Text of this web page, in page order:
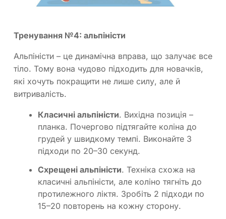
Тренування №4: альпіністи
Альпіністи – це динамічна вправа, що залучає все
тіло. Тому вона чудово підходить для новачків,
які хочуть покращити не лише силу, але й
витривалість.
Класичні альпіністи. Вихідна позиція –
планка. Почергово підтягайте коліна до
грудей у швидкому темпі. Виконайте 3
підходи по 20–30 секунд.
Схрещені альпіністи. Техніка схожа на
класичні альпіністи, але коліно тягніть до
протилежного ліктя. Зробіть 2 підходи по
15–20 повторень на кожну сторону.